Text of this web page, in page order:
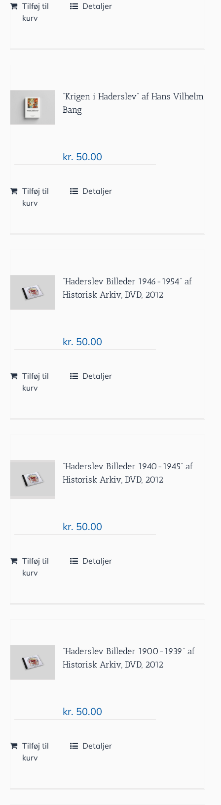
Tilføj til
kurv
Detaljer
“Krigen i Haderslev” af Hans Vilhelm
Bang
kr. 50.00
Tilføj til
kurv
Detaljer
”Haderslev Billeder 1946-1954” af
Historisk Arkiv, DVD, 2012
kr. 50.00
Tilføj til
kurv
Detaljer
”Haderslev Billeder 1940-1945” af
Historisk Arkiv, DVD, 2012
kr. 50.00
Tilføj til
kurv
Detaljer
”Haderslev Billeder 1900-1939” af
Historisk Arkiv, DVD, 2012
kr. 50.00
Tilføj til
kurv
Detaljer